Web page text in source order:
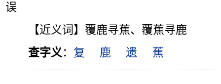
误
【近义词】覆鹿寻蕉、覆蕉寻鹿
查字义 ： 复 鹿 遗 蕉